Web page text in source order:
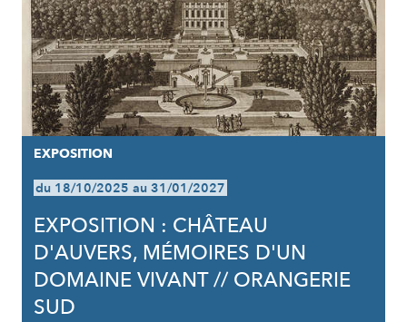
EXPOSITION
du 18/10/2025 au 31/01/2027
EXPOSITION : CHÂTEAU
D'AUVERS, MÉMOIRES D'UN
DOMAINE VIVANT // ORANGERIE
SUD